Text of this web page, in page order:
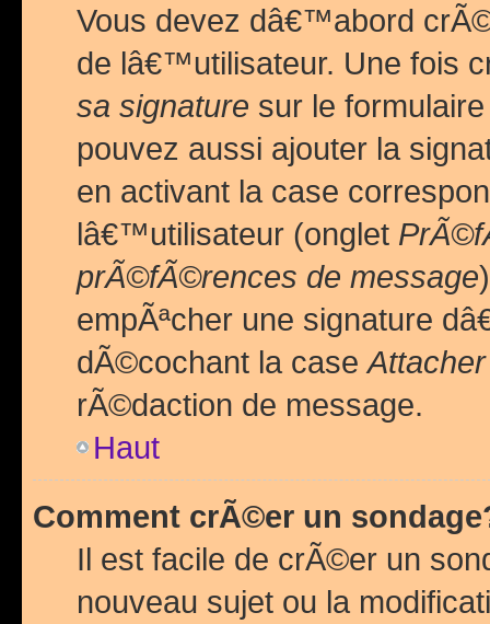
Vous devez dâ€™abord
de lâ€™utilisateur. Une fois
sa signature sur le
pouvez aussi ajouter la
en activant la case
lâ€™utilisateur (onglet
prÃ©fÃ©rences de message
empÃªcher une signature
dÃ©cochant la case
rÃ©daction de message.
Haut
Comment crÃ©er un
Il est facile de crÃ©er un
nouveau sujet ou la